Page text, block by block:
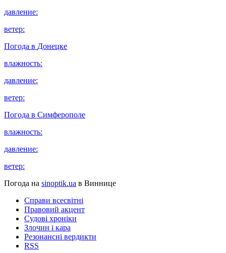
давление:
ветер:
Погода в Донецке
влажность:
давление:
ветер:
Погода в Симферополе
влажность:
давление:
ветер:
Погода на sinoptik.ua в Виннице
Справи всесвітні
Правовий акцент
Судові хроніки
Злочин і кара
Резонансні вердикти
RSS